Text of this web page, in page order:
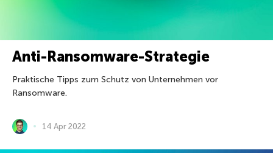
Anti-Ransomware-Strategie
Praktische Tipps zum Schutz von Unternehmen vor
Ransomware.
14 Apr 2022